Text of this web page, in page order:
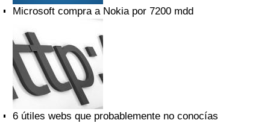
Microsoft compra a Nokia por 7200 mdd
6 útiles webs que probablemente no conocías